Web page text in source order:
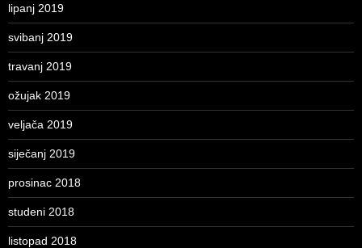
lipanj 2019
svibanj 2019
travanj 2019
ožujak 2019
veljača 2019
siječanj 2019
prosinac 2018
studeni 2018
listopad 2018